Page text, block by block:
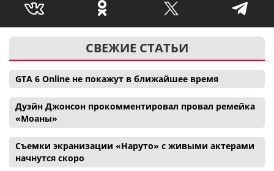
СВЕЖИЕ СТАТЬИ
GTA 6 Online не покажут в ближайшее время
Дуэйн Джонсон прокомментировал провал ремейка
«Моаны»
Съемки экранизации «Наруто» с живыми актерами
начнутся скоро